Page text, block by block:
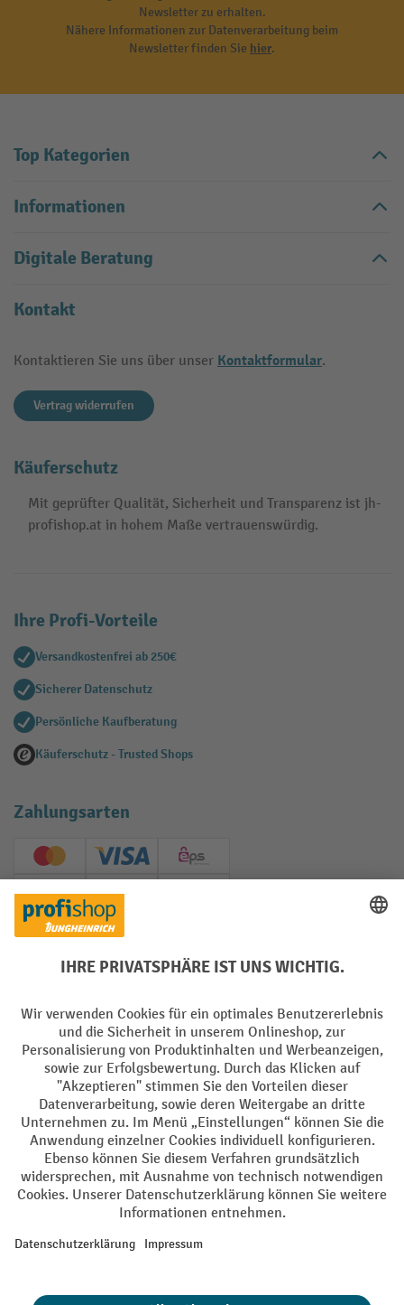
Newsletter zu erhalten.
Nähere Informationen zur Datenverarbeitung beim
Newsletter finden Sie hier.
Top Kategorien
Informationen
Digitale Beratung
Kontakt
Kontaktieren Sie uns über unser Kontaktformular.
Vertrag widerrufen
Käuferschutz
Mit geprüfter Qualität, Sicherheit und Transparenz ist jh-
profishop.at in hohem Maße vertrauenswürdig.
Ihre Profi-Vorteile
Versandkostenfrei ab 250€
Sicherer Datenschutz
Persönliche Kaufberatung
Käuferschutz - Trusted Shops
Zahlungsarten
Creditcard (Master)Creditcard (Visa)
EPS
PayPal
Soziale Netzwerke
Impressum Datenschutz
Barrierefreiheit Privacy Settings
Alle Preise exkl. gesetzl. Mehrwertsteuer zzgl.Versandkostenund ggf.
Nachnahmegebühren, wenn nicht anders angegeben.
¹ Der Rabatt gilt so lange der Vorrat reicht. Der Rabatt gilt nicht auf
oder Gutscheinen ist nicht möglich. | ² Der Rabatt wird einmalig bei
eingelöst werden. Die Höhe des Rabatts variiert je nach